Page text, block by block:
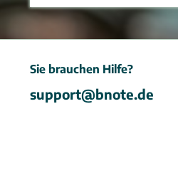
Sie brauchen Hilfe?
support@bnote.de